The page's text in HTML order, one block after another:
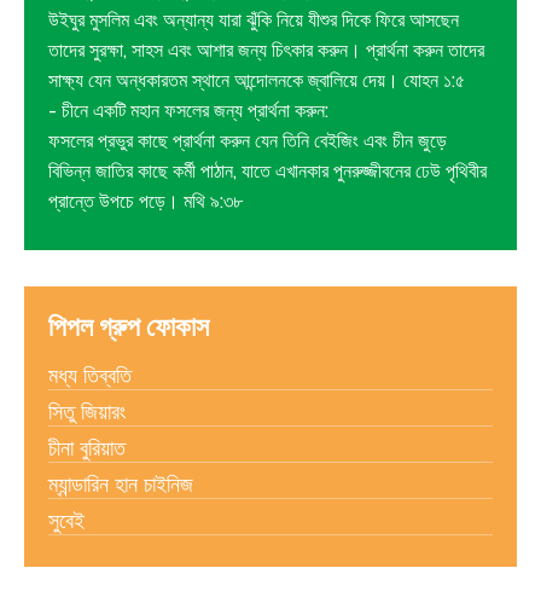
উইঘুর মুসলিম এবং অন্যান্য যারা ঝুঁকি নিয়ে যীশুর দিকে ফিরে আসছেন
তাদের সুরক্ষা, সাহস এবং আশার জন্য চিৎকার করুন। প্রার্থনা করুন তাদের
সাক্ষ্য যেন অন্ধকারতম স্থানে আন্দোলনকে জ্বালিয়ে দেয়। যোহন ১:৫
- চীনে একটি মহান ফসলের জন্য প্রার্থনা করুন:
ফসলের প্রভুর কাছে প্রার্থনা করুন যেন তিনি বেইজিং এবং চীন জুড়ে
বিভিন্ন জাতির কাছে কর্মী পাঠান, যাতে এখানকার পুনরুজ্জীবনের ঢেউ পৃথিবীর
প্রান্তে উপচে পড়ে। মথি ৯:৩৮
পিপল গ্রুপ ফোকাস
মধ্য তিব্বতি
সিতু জিয়ারং
চীনা বুরিয়াত
ম্যান্ডারিন হান চাইনিজ
সুবেই